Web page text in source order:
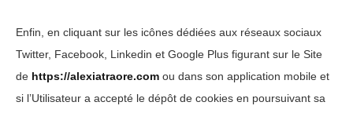
Enfin, en cliquant sur les icônes dédiées aux réseaux sociaux
Twitter, Facebook, Linkedin et Google Plus figurant sur le Site
de https://alexiatraore.com ou dans son application mobile et
si l’Utilisateur a accepté le dépôt de cookies en poursuivant sa